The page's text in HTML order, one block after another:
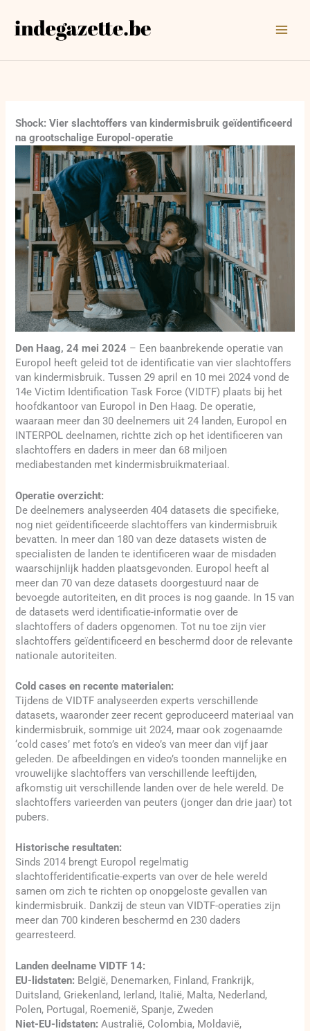
naar
Shock: Vier slachtoffers van kindermisbruik geïdentificeerd
na grootschalige Europol-operatie
Den Haag, 24 mei 2024 – Een baanbrekende operatie van
Europol heeft geleid tot de identificatie van vier slachtoffers
van kindermisbruik. Tussen 29 april en 10 mei 2024 vond de
14e Victim Identification Task Force (VIDTF) plaats bij het
hoofdkantoor van Europol in Den Haag. De operatie,
waaraan meer dan 30 deelnemers uit 24 landen, Europol en
INTERPOL deelnamen, richtte zich op het identificeren van
slachtoffers en daders in meer dan 68 miljoen
mediabestanden met kindermisbruikmateriaal.
Operatie overzicht:
De deelnemers analyseerden 404 datasets die specifieke,
nog niet geïdentificeerde slachtoffers van kindermisbruik
bevatten. In meer dan 180 van deze datasets wisten de
specialisten de landen te identificeren waar de misdaden
waarschijnlijk hadden plaatsgevonden. Europol heeft al
meer dan 70 van deze datasets doorgestuurd naar de
bevoegde autoriteiten, en dit proces is nog gaande. In 15 van
de datasets werd identificatie-informatie over de
slachtoffers of daders opgenomen. Tot nu toe zijn vier
slachtoffers geïdentificeerd en beschermd door de relevante
nationale autoriteiten.
Cold cases en recente materialen:
Tijdens de VIDTF analyseerden experts verschillende
datasets, waaronder zeer recent geproduceerd materiaal van
kindermisbruik, sommige uit 2024, maar ook zogenaamde
‘cold cases’ met foto’s en video’s van meer dan vijf jaar
geleden. De afbeeldingen en video’s toonden mannelijke en
vrouwelijke slachtoffers van verschillende leeftijden,
afkomstig uit verschillende landen over de hele wereld. De
slachtoffers varieerden van peuters (jonger dan drie jaar) tot
pubers.
Historische resultaten:
Sinds 2014 brengt Europol regelmatig
slachtofferidentificatie-experts van over de hele wereld
samen om zich te richten op onopgeloste gevallen van
kindermisbruik. Dankzij de steun van VIDTF-operaties zijn
meer dan 700 kinderen beschermd en 230 daders
gearresteerd.
Landen deelname VIDTF 14:
EU-lidstaten: België, Denemarken, Finland, Frankrijk,
Duitsland, Griekenland, Ierland, Italië, Malta, Nederland,
Polen, Portugal, Roemenië, Spanje, Zweden
Niet-EU-lidstaten: Australië, Colombia, Moldavië,